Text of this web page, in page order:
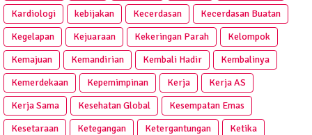
Kardiologi kebijakan Kecerdasan
Kecerdasan Buatan
Kegelapan
Kejuaraan Kekeringan Parah
Kelompok
Kemajuan
Kemandirian Kembali Hadir
Kembalinya
Kemerdekaan
Kepemimpinan Kerja
Kerja AS
Kerja Sama
Kesehatan Global
Kesempatan Emas
Kesetaraan
Ketegangan Ketergantungan
Ketika